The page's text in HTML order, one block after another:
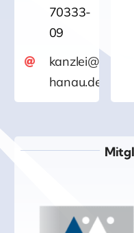
70333-
09
hanau.de